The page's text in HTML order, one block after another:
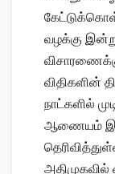
வழக்கு
விதிகளின்
நாட்களில்
ஆணையம்